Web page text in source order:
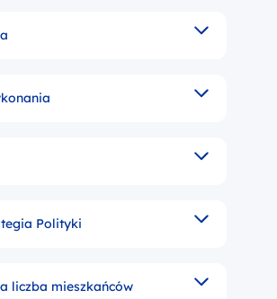
zintegrowane, kilkuletnie, lokalne
6 proc. ogólnej sumy
i natychmiastowe efekty
Politykipriorytety w ramach
liczba mieszkańców
wielokrotność ładunku